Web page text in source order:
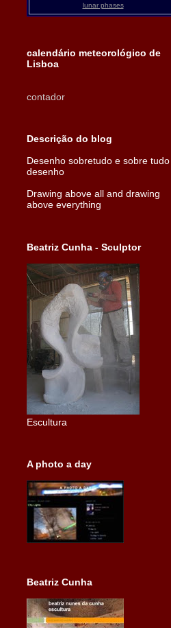
lunar phases
calendário meteorológico de
Lisboa
contador
Descrição do blog
Desenho sobretudo e sobre tudo
desenho
Drawing above all and drawing
above everything
Beatriz Cunha - Sculptor
Escultura
A photo a day
Beatriz Cunha